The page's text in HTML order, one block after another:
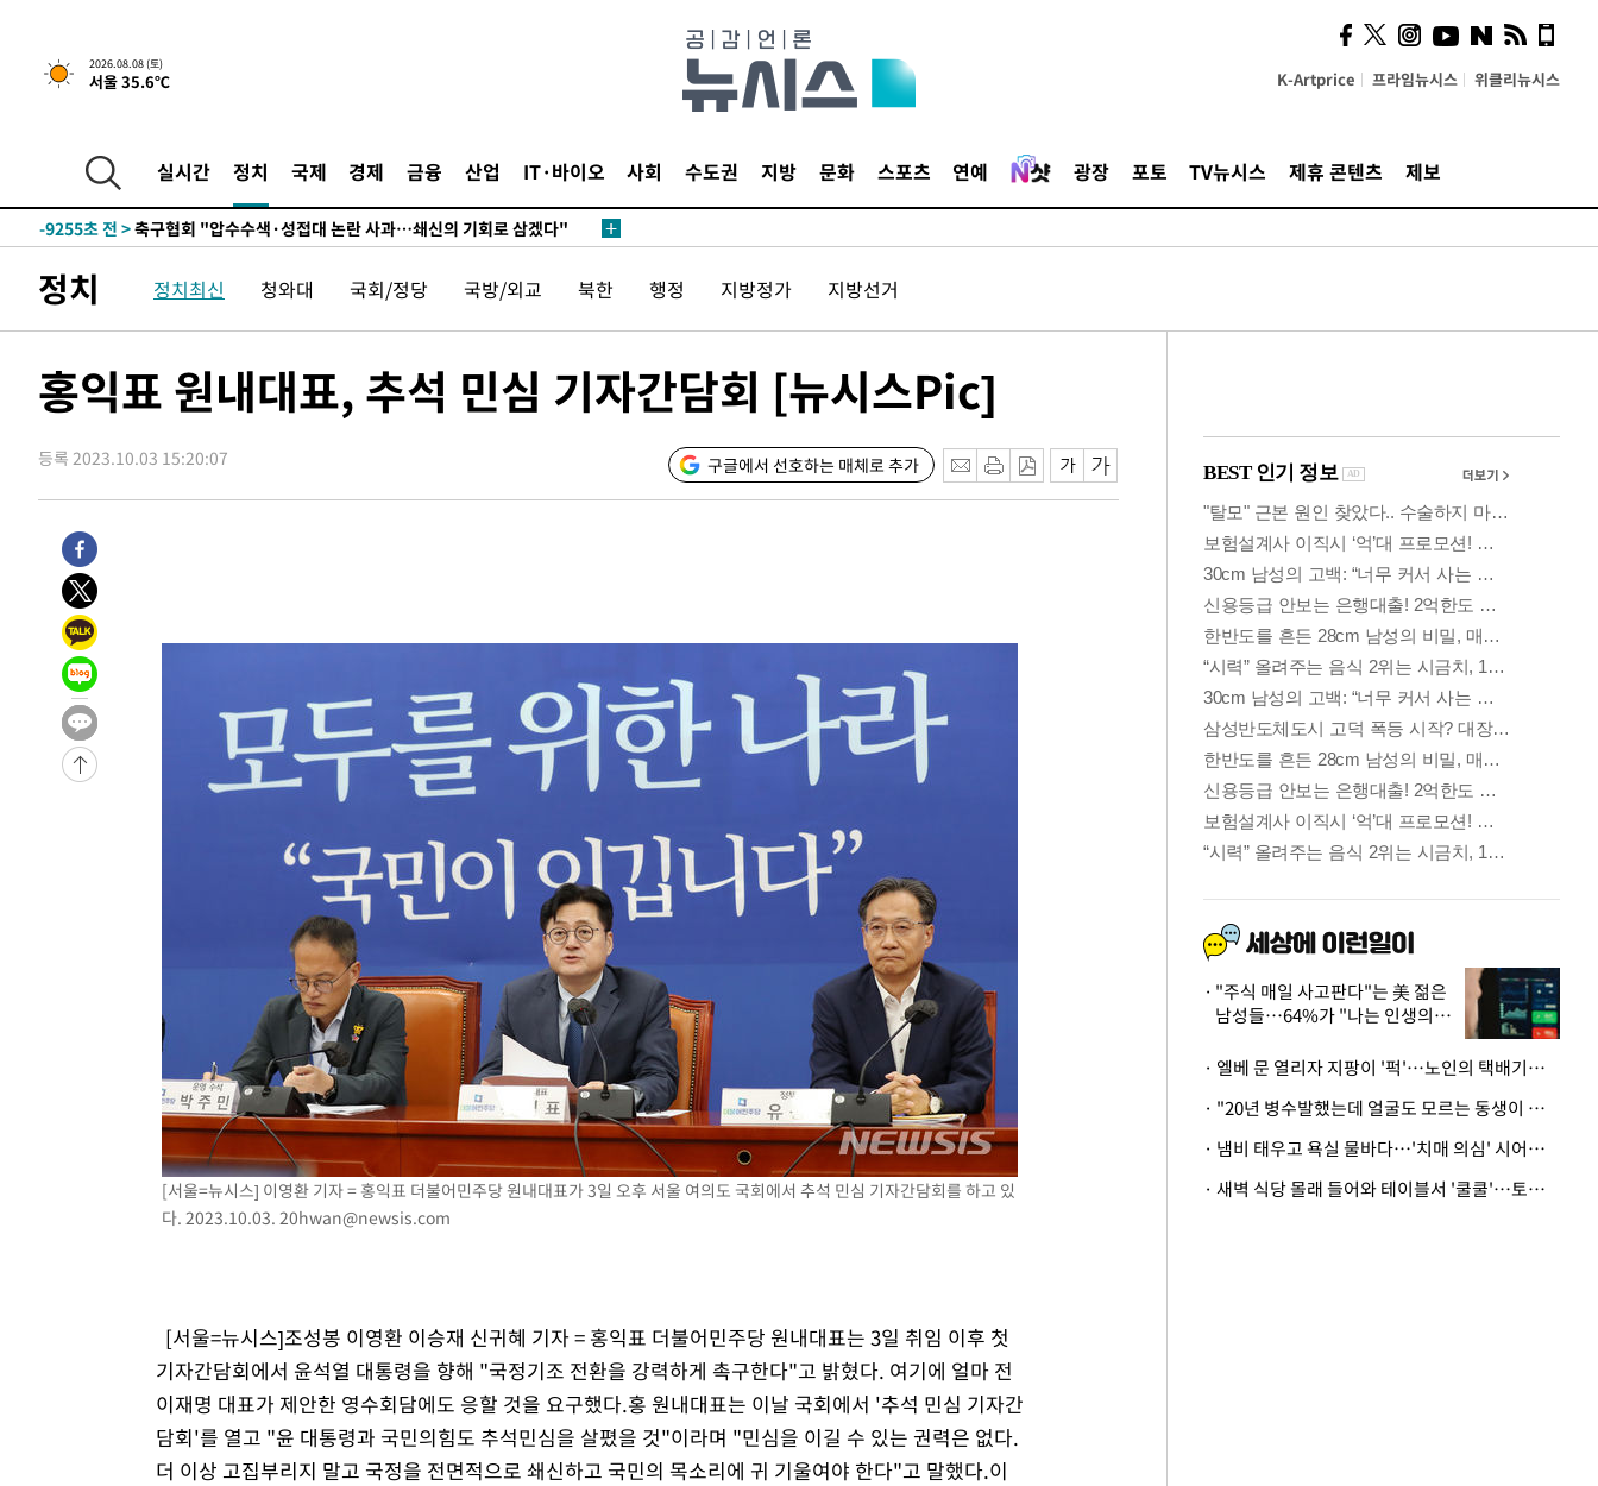
2026.08.08 (토)
서울 35.6℃ K-Artprice 프라임뉴시스 위클리뉴시스
실시간 정치 국제 경제 금융 산업 IT·바이오 사회 수도권 지방 문화 스포츠 연예 광장 포토 TV뉴시스 제휴 콘텐츠 제보
-19100초 전 >선재도서 해루질 나섰다 실종 60대, 닷새 만에 숨진 채 발견
-12237초 전 >
극한폭염 한풀 꺾이지만…'낮 최고 35도' 무더위, 열대야 계속[다음
축구협회 "압수수색·성접대 논란 사과…쇄신의 기회로 삼겠다"
-7772초 전 >[속보]'압수수색·성접대 논란' 축구협회 "실망과 걱정 안겨드려 죄
2시간 전 > [속보]뉴욕증시 상승 마감…S&P 0.6% 나스닥 1.3%↑
-31358초 전 >온열질환 사망자 3명 늘어…누적 환자 3000명 돌파
-25303초 전 >
강릉에 시간당 81.4㎜ 물폭탄…도로 잠기고 담벼락 붕괴
-21410초 전 >백운산서 80년근 천종산삼 9뿌리 발견…감정가 1.3억원
-16654초 전 >남자 농구, 나고야 아시안게임서 '홈팀' 일본과 한일전
-16030초 전 >여수 오동도 해상서 모터보트 전복…1명 사망·1명 실종
-12257초 전 >
주 날씨]
-9275초 전 >
-7792초 전 >
송"
59분 전 >
2시간 전 >
정치 정치최신 청와대 국회/정당 국방/외교 북한 행정 지방정가 지방선거
홍익표 원내대표, 추석 민심 기자간담회 [뉴시스Pic]
등록 2023.10.03 15:20:07 구글에서 선호하는 매체로 추가
[서울=뉴시스] 이영환 기자 = 홍익표 더불어민주당 원내대표가 3일 오후 서울 여의도 국회에서 추석 민심 기자간담회를 하고 있
다. 2023.10.03. 20hwan@newsis.com
[서울=뉴시스]조성봉 이영환 이승재 신귀혜 기자 = 홍익표 더불어민주당 원내대표는 3일 취임 이후 첫
기자간담회에서 윤석열 대통령을 향해 "국정기조 전환을 강력하게 촉구한다"고 밝혔다. 여기에 얼마 전
이재명 대표가 제안한 영수회담에도 응할 것을 요구했다.홍 원내대표는 이날 국회에서 '추석 민심 기자간
담회'를 열고 "윤 대통령과 국민의힘도 추석민심을 살폈을 것"이라며 "민심을 이길 수 있는 권력은 없다.
더 이상 고집부리지 말고 국정을 전면적으로 쇄신하고 국민의 목소리에 귀 기울여야 한다"고 말했다.이
사이 해답 찾았죠"…알을
깨고 나온 '초자아'
"주식 매일 사고판다"는 美 젊은
남성들…64%가 "나는 인생의
· 엘베 문 열리자 지팡이 '퍽'…노인의 택배기사 폭행 이유
· "20년 병수발했는데 얼굴도 모르는 동생이 유산 절반을"…배다른 형제 상속권 있을까
· 냄비 태우고 욕실 물바다…'치매 의심' 시어머니 검사 권유했다가 '날벼락'
· 새벽 식당 몰래 들어와 테이블서 '쿨쿨'…토사물 남기고 사라진 남성